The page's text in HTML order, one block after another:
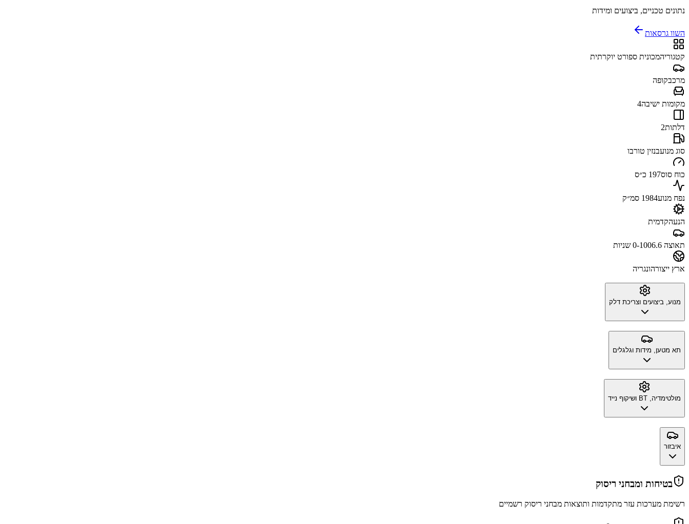
נתונים טכניים, ביצועים ומידות
השוו גרסאות
קטגוריהמכונית ספורט יוקרתית
מרכבקופה
מקומות ישיבה4
דלתות2
סוג מנועבנזין טורבו
כוח סוס197 כ״ס
נפח מנוע1984 סמ״ק
הנעהקדמית
תאוצה 0-100 6.6 שניות
ארץ ייצורהונגריה
מנוע, ביצועים וצריכת דלק
תא מטען, מידות וגלגלים
מולטימדיה, BT ושיקוף נייד
איבזור
בטיחות ומבחני ריסוק
רשימת מערכות עזר מתקדמות ותוצאות מבחני ריסוק רשמיים